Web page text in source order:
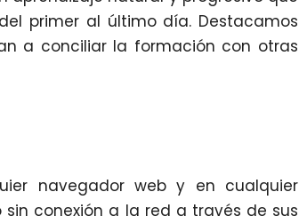
primer al último día. Destacamos
a conciliar la formación con otras
navegador web y en cualquier
sin conexión a la red a través de sus